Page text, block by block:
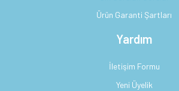
Ürün Garanti Şartları
Yardım
İletişim Formu
Yeni Üyelik